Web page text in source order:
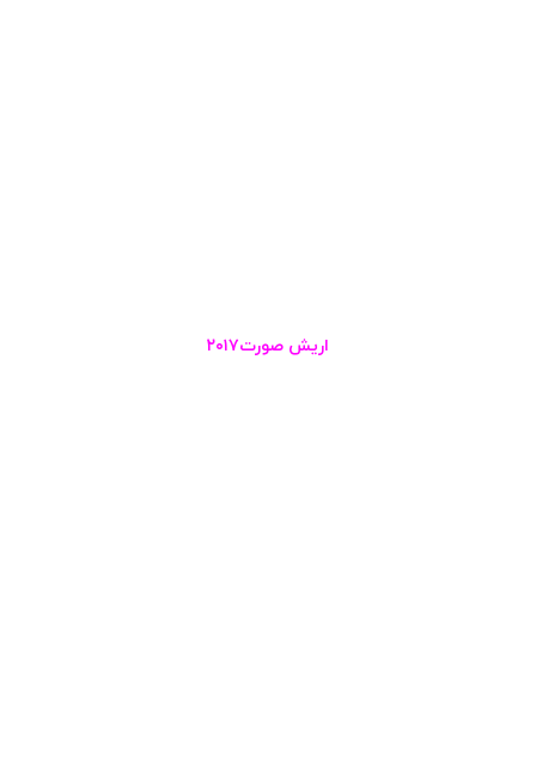
اریش صورت۲۰۱۷